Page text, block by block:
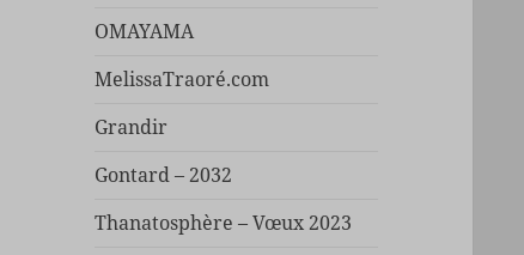
OMAYAMA
MelissaTraoré.com
Grandir
Gontard – 2032
Thanatosphère – Vœux 2023